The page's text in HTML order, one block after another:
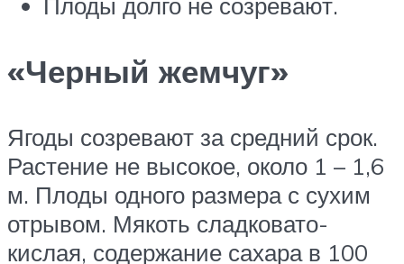
«Черный жемчуг»
Ягоды созревают за средний срок.
Растение не высокое, около 1 – 1,6
м. Плоды одного размера с сухим
отрывом. Мякоть сладковато-
кислая, содержание сахара в 100